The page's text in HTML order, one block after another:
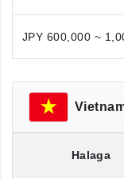
JPY 600,000 ~
Halaga